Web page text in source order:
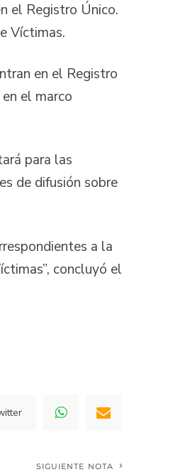
el Registro Único.
Víctimas.
en el Registro
el marco
para las
de difusión sobre
a la
concluyó el
SIGUIENTE NOTA